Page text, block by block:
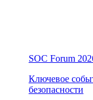
SOC Forum
Ключевое
безопасности